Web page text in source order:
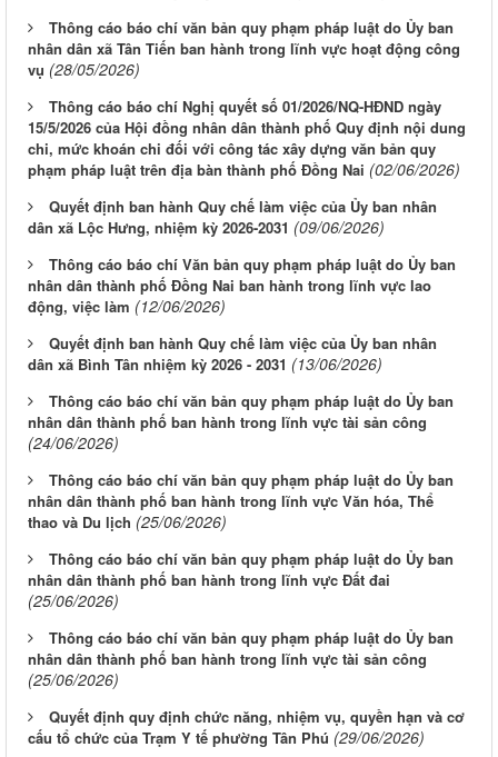
Thông cáo báo chí văn bản quy phạm pháp luật do Ủy ban
nhân dân xã Tân Tiến ban hành trong lĩnh vực hoạt động công
vụ (28/05/2026)
Thông cáo báo chí Nghị quyết số 01/2026/NQ-HĐND ngày
15/5/2026 của Hội đồng nhân dân thành phố Quy định nội dung
chi, mức khoán chi đối với công tác xây dựng văn bản quy
phạm pháp luật trên địa bàn thành phố Đồng Nai (02/06/2026)
Quyết định ban hành Quy chế làm việc của Ủy ban nhân
dân xã Lộc Hưng, nhiệm kỳ 2026-2031 (09/06/2026)
Thông cáo báo chí Văn bản quy phạm pháp luật do Ủy ban
nhân dân thành phố Đồng Nai ban hành trong lĩnh vực lao
động, việc làm (12/06/2026)
Quyết định ban hành Quy chế làm việc của Ủy ban nhân
dân xã Bình Tân nhiệm kỳ 2026 - 2031 (13/06/2026)
Thông cáo báo chí văn bản quy phạm pháp luật do Ủy ban
nhân dân thành phố ban hành trong lĩnh vực tài sản công
(24/06/2026)
Thông cáo báo chí văn bản quy phạm pháp luật do Ủy ban
nhân dân thành phố ban hành trong lĩnh vực Văn hóa, Thể
thao và Du lịch (25/06/2026)
Thông cáo báo chí văn bản quy phạm pháp luật do Ủy ban
nhân dân thành phố ban hành trong lĩnh vực Đất đai
(25/06/2026)
Thông cáo báo chí văn bản quy phạm pháp luật do Ủy ban
nhân dân thành phố ban hành trong lĩnh vực tài sản công
(25/06/2026)
Quyết định quy định chức năng, nhiệm vụ, quyền hạn và cơ
cấu tổ chức của Trạm Y tế phường Tân Phú (29/06/2026)